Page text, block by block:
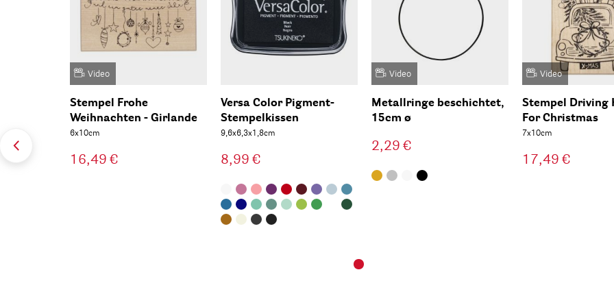
Video
Stempel Frohe
Weihnachten - Girlande
6x10cm
16,49 €
Versa Color Pigment-
Stempelkissen
9,6x6,3x1,8cm
8,99 €
Video
Metallringe beschichtet,
15cm ø
2,29 €
Video
Stempel Driving
For Christmas
7x10cm
17,49 €